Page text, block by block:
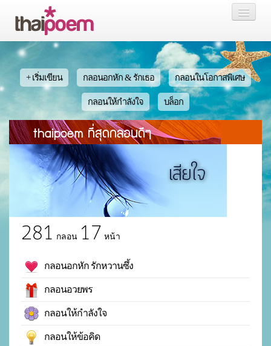
หน้าแรก
กลอน
เรื่องสั้น นิยาย
บล็อก
สมาชิก
หน้าส่วนตัว
+ เริ่มเขียน กลอนอกหัก & รักเธอ กลอนในโอกาสพิเศษ
กลอนให้กำลังใจ บล็อก
thaipoem ที่สุดกลอนดีๆ
281 กลอน 17 หน้า
กลอนอกหัก รักหวานซึ้ง
กลอนอวยพร
กลอนให้กำลังใจ
กลอนให้ข้อคิด